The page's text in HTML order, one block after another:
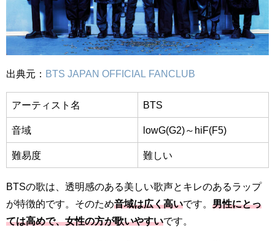
出典元： BTS JAPAN OFFICIAL FANCLUB
アーティスト名 BTS
音域 lowG(G2)～hiF(F5)
難易度 難しい
BTSの歌は、透明感のある美しい歌声とキレのあるラップ
が特徴的です。そのため音域は広く高いです。 男性にとっ
ては高めで、女性の方が歌いやすいです。